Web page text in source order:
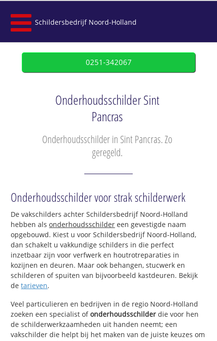
Schildersbedrijf Noord-Holland
0251-342067
Onderhoudsschilder Sint
Pancras
Onderhoudsschilder in Sint Pancras. Zo
geregeld.
Onderhoudsschilder voor strak schilderwerk
De vakschilders achter Schildersbedrijf Noord-Holland
hebben alsonderhoudsschilder een gevestigde naam
opgebouwd. Kiest u voor Schildersbedrijf Noord-Holland,
dan schakelt u vakkundige schilders in die perfect
inzetbaar zijn voor verfwerk en houtrotreparaties in
kozijnen en deuren. Maar ook behangen, stucwerk en
schilderen of spuiten van bijvoorbeeld kastdeuren. Bekijk
detarieven.
Veel particulieren en bedrijven in de regio Noord-Holland
zoeken een specialist ofonderhoudsschilder die voor hen
de schilderwerkzaamheden uit handen neemt; een
vakschilder die helpt bij het maken van de juiste keuzes om